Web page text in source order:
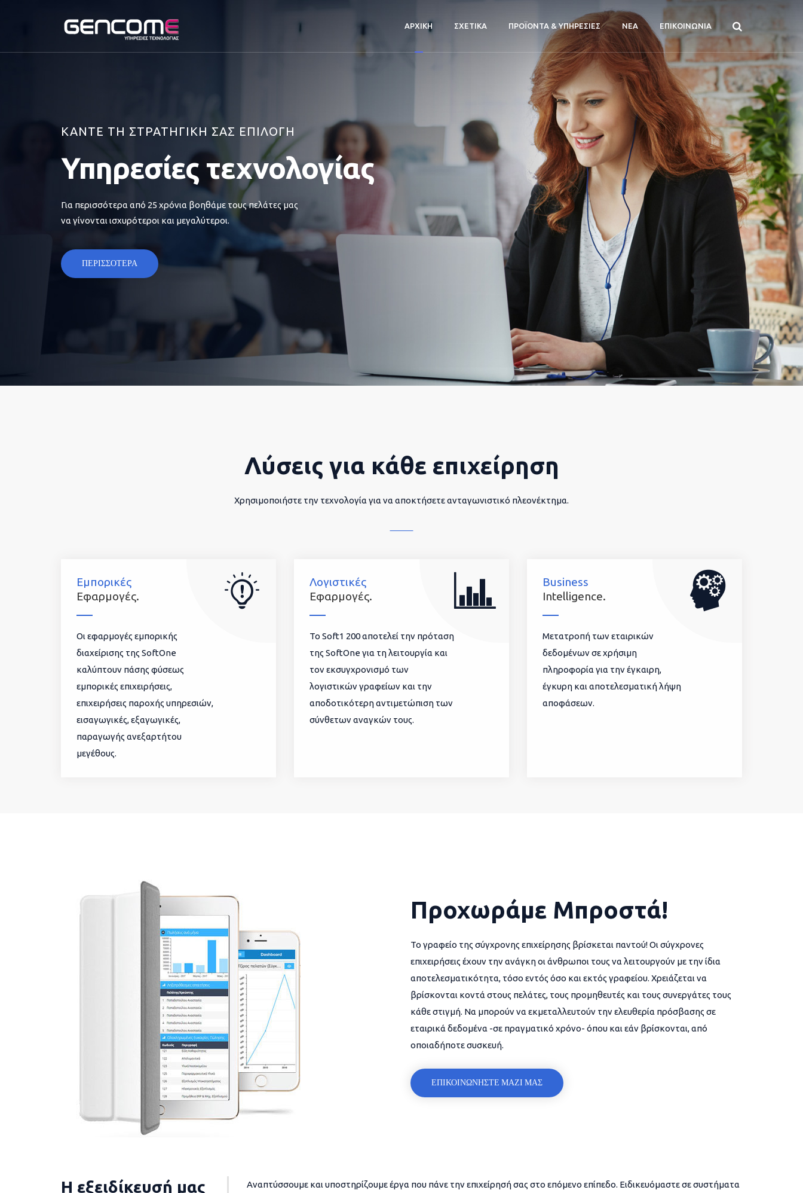
ΑΡΧΙΚΗ ΣΧΕΤΙΚΑ ΠΡΟΪΟΝΤΑ & ΥΠΗΡΕΣΙΕΣ ΝΕΑ ΕΠΙΚΟΙΝΩΝΙΑ
ΚΑΝΤΕ ΤΗ ΣΤΡΑΤΗΓΙΚΗ ΣΑΣ ΕΠΙΛΟΓΗ
Υπηρεσίες τεχνολογίας
Για περισσότερα από 25 χρόνια βοηθάμε τους πελάτες μας
να γίνονται ισχυρότεροι και μεγαλύτεροι.
ΠΕΡΙΣΣΟΤΕΡΑ
Λύσεις για κάθε επιχείρηση
Χρησιμοποιήστε την τεχνολογία για να αποκτήσετε ανταγωνιστικό πλεονέκτημα.
Εμπορικές
Εφαρμογές.
Οι εφαρμογές εμπορικής
διαχείρισης της SoftOne
καλύπτουν πάσης φύσεως
εμπορικές επιχειρήσεις,
επιχειρήσεις παροχής υπηρεσιών,
εισαγωγικές, εξαγωγικές,
παραγωγής ανεξαρτήτου
μεγέθους.
Λογιστικές
Εφαρμογές.
To Soft1 200 αποτελεί την πρόταση
της SoftOne για τη λειτουργία και
τον εκσυγχρονισμό των
λογιστικών γραφείων και την
αποδοτικότερη αντιμετώπιση των
σύνθετων αναγκών τους.
Business
Intelligence.
Μετατροπή των εταιρικών
δεδομένων σε χρήσιμη
πληροφορία για την έγκαιρη,
έγκυρη και αποτελεσματική λήψη
αποφάσεων.
Προχωράμε Μπροστά!
Το γραφείο της σύγχρονης επιχείρησης βρίσκεται παντού! Οι σύγχρονες
επιχειρήσεις έχουν την ανάγκη οι άνθρωποι τους να λειτουργούν με την ίδια
αποτελεσματικότητα, τόσο εντός όσο και εκτός γραφείου. Χρειάζεται να
βρίσκονται κοντά στους πελάτες, τους προμηθευτές και τους συνεργάτες τους
κάθε στιγμή. Να μπορούν να εκμεταλλευτούν την ελευθερία πρόσβασης σε
εταιρικά δεδομένα -σε πραγματικό χρόνο- όπου και εάν βρίσκονται, από
οποιαδήποτε συσκευή.
ΕΠΙΚΟΙΝΩΝΗΣΤΕ ΜΑΖΙ ΜΑΣ
Η εξειδίκευσή μας
Αναπτύσσουμε και υποστηρίζουμε έργα που πάνε την επιχείρησή σας στο επόμενο επίπεδο. Ειδικευόμαστε σε συστήματα